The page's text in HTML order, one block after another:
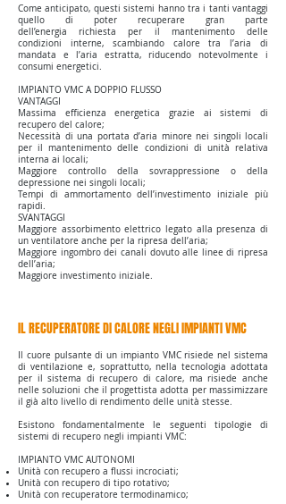
Come anticipato, questi sistemi hanno tra i tanti vantaggi
quello di poter recuperare gran parte
dell’energia richiesta per il mantenimento delle
condizioni interne, scambiando calore tra l’aria di
mandata e l’aria estratta, riducendo notevolmente i
consumi energetici.
IMPIANTO VMC A DOPPIO FLUSSO
VANTAGGI
Massima efficienza energetica grazie ai sistemi di
recupero del calore;
Necessità di una portata d’aria minore nei singoli locali
per il mantenimento delle condizioni di unità relativa
interna ai locali;
Maggiore controllo della sovrappressione o della
depressione nei singoli locali;
Tempi di ammortamento dell’investimento iniziale più
rapidi.
SVANTAGGI
Maggiore assorbimento elettrico legato alla presenza di
un ventilatore anche per la ripresa dell’aria;
Maggiore ingombro dei canali dovuto alle linee di ripresa
dell’aria;
Maggiore investimento iniziale.
IL RECUPERATORE DI CALORE NEGLI IMPIANTI VMC
Il cuore pulsante di un impianto VMC risiede nel sistema
di ventilazione e, soprattutto, nella tecnologia adottata
per il sistema di recupero di calore, ma risiede anche
nelle soluzioni che il progettista adotta per massimizzare
il già alto livello di rendimento delle unità stesse.
Esistono fondamentalmente le seguenti tipologie di
sistemi di recupero negli impianti VMC:
IMPIANTO VMC AUTONOMI
Unità con recupero a flussi incrociati;
Unità con recupero di tipo rotativo;
Unità con recuperatore termodinamico;